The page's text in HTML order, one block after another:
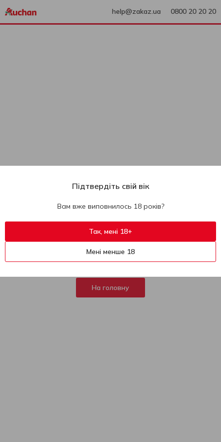
help@zakaz.ua 0800 20 20 20
404
На жаль, ця сторінка не
знайдена
На головну
Підтвердіть свій вік
Вам вже виповнилось 18 років?
Так, мені 18+
Мені менше 18